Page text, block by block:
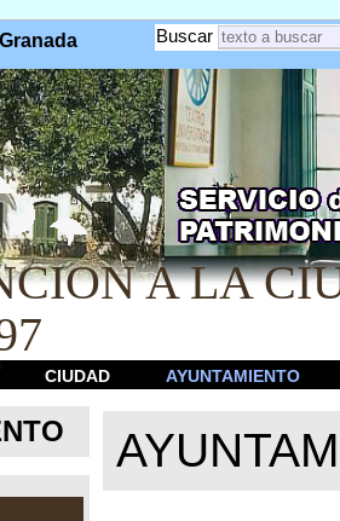
Buscar
A LA
CIUDAD AYUNTAMIENTO